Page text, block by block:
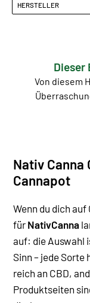
HERSTELLER
Dieser
Von diesem
Nativ Canna
Cannapot
Wenn du dich
für NativCanna
auf: die Auswahl
Sinn – jede Sorte
reich an CBD,
Produktseiten